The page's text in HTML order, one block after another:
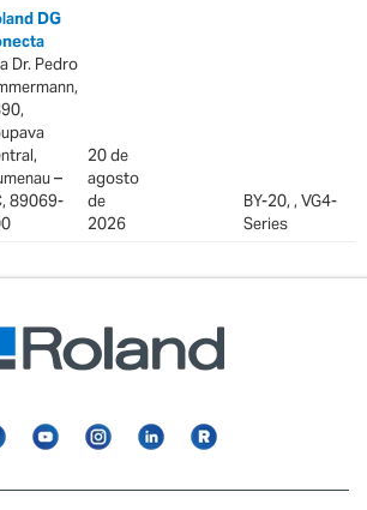
DG
Dr. Pedro
–
89069-
20 de
agosto
de
2026
BY-20, , VG4-
Series
YouTubeInstagramLinkedinRoland